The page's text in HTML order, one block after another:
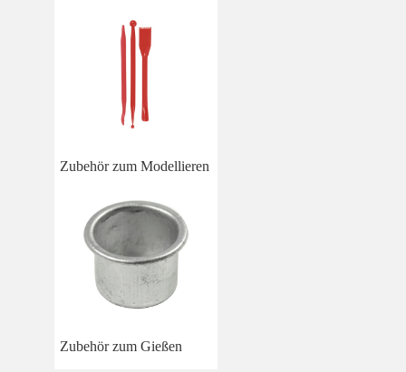
Zubehör zum Modellieren
Zubehör zum Gießen